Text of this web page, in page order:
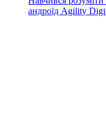
андроїд Agility